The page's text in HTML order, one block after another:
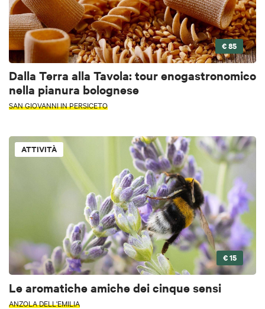
€ 85
Dalla Terra alla Tavola: tour enogastronomico
nella pianura bolognese
SAN GIOVANNI IN PERSICETO
ATTIVITÀ
€ 15
Le aromatiche amiche dei cinque sensi
ANZOLA DELL'EMILIA